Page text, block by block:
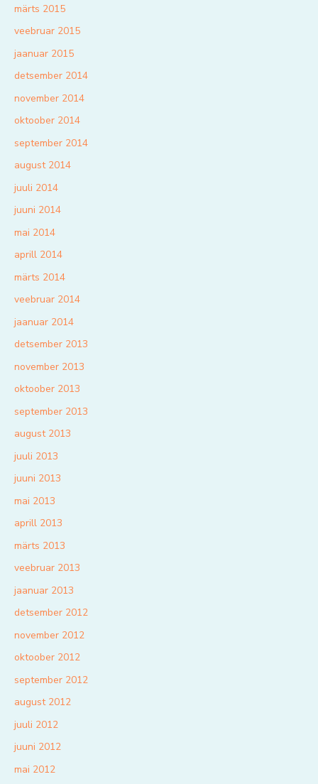
märts 2015
veebruar 2015
jaanuar 2015
detsember 2014
november 2014
oktoober 2014
september 2014
august 2014
juuli 2014
juuni 2014
mai 2014
aprill 2014
märts 2014
veebruar 2014
jaanuar 2014
detsember 2013
november 2013
oktoober 2013
september 2013
august 2013
juuli 2013
juuni 2013
mai 2013
aprill 2013
märts 2013
veebruar 2013
jaanuar 2013
detsember 2012
november 2012
oktoober 2012
september 2012
august 2012
juuli 2012
juuni 2012
mai 2012